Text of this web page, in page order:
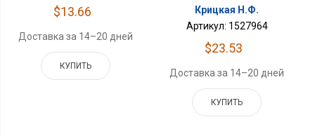
$13.66
Доставка за 14–20 дней
КУПИТЬ
Крицкая Н.Ф.
Артикул: 1527964
$23.53
Доставка за 14–20 дней
КУПИТЬ